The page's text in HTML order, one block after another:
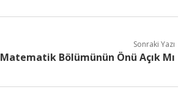
Sonraki Yazı
Matematik Bölümünün Önü Açık Mı